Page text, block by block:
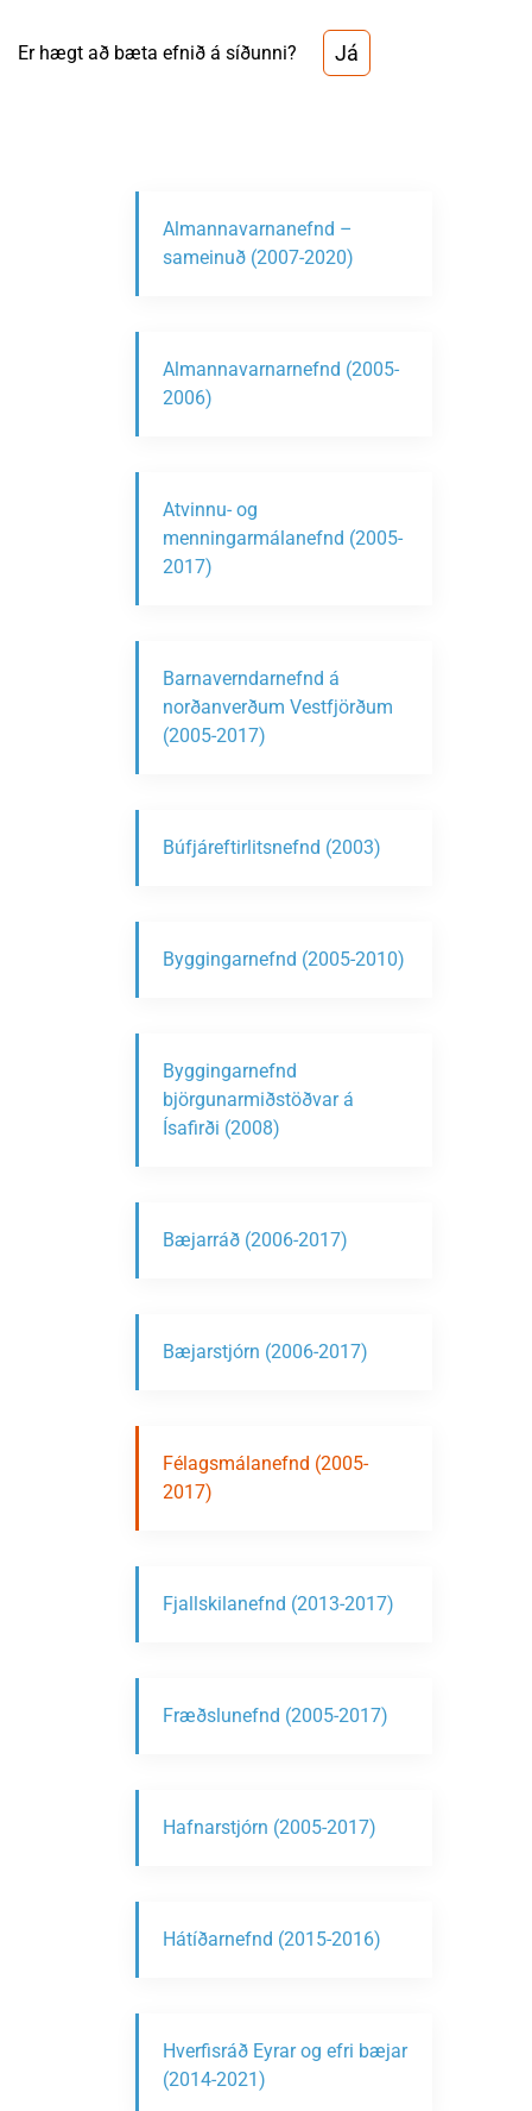
Er hægt að bæta efnið á síðunni? Já
Almannavarnanefnd –
sameinuð (2007-2020)
Almannavarnarnefnd (2005-
2006)
Atvinnu- og
menningarmálanefnd (2005-
2017)
Barnaverndarnefnd á
norðanverðum Vestfjörðum
(2005-2017)
Búfjáreftirlitsnefnd (2003)
Byggingarnefnd (2005-2010)
Byggingarnefnd
björgunarmiðstöðvar á
Ísafirði (2008)
Bæjarráð (2006-2017)
Bæjarstjórn (2006-2017)
Félagsmálanefnd (2005-
2017)
Fjallskilanefnd (2013-2017)
Fræðslunefnd (2005-2017)
Hafnarstjórn (2005-2017)
Hátíðarnefnd (2015-2016)
Hverfisráð Eyrar og efri bæjar
(2014-2021)